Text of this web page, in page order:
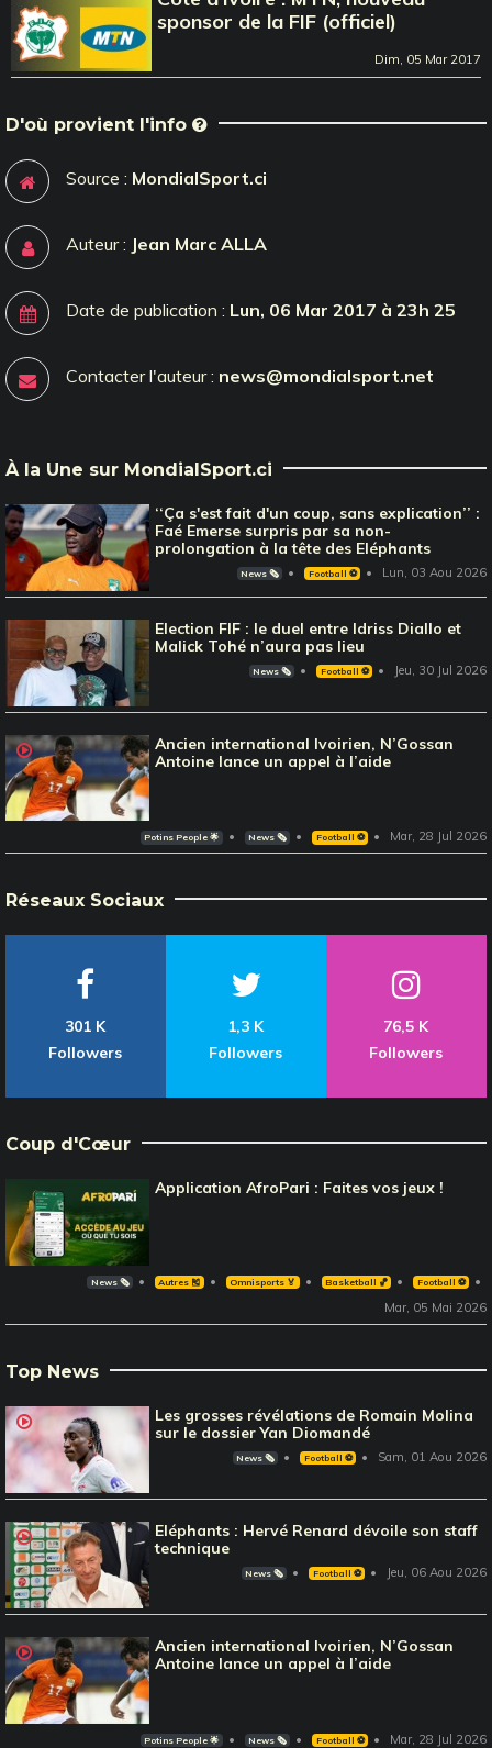
sponsor de la FIF (officiel)
Dim, 05 Mar 2017
D'où provient l'info
Source : MondialSport.ci
Auteur : Jean Marc ALLA
Date de publication : Lun, 06 Mar 2017 à 23h 25
Contacter l'auteur : news@mondialsport.net
À la Une sur MondialSport.ci
‘‘Ça s'est fait d'un coup, sans explication’’ :
Faé Emerse surpris par sa non-
prolongation à la tête des Eléphants
News 🗞️ Football ⚽️ Lun, 03 Aou 2026
Election FIF : le duel entre Idriss Diallo et
Malick Tohé n’aura pas lieu
News 🗞️ Football ⚽️ Jeu, 30 Jul 2026
Ancien international Ivoirien, N’Gossan
Antoine lance un appel à l’aide
Potins People 🌟 News 🗞️ Football ⚽️ Mar, 28 Jul 2026
Réseaux Sociaux
301 K
Followers
1,3 K
Followers
76,5 K
Followers
Coup d'Cœur
Application AfroPari : Faites vos jeux !
News 🗞️ Autres 🎽 Omnisports 🏅 Basketball 🏀 Football ⚽️
Mar, 05 Mai 2026
Top News
Les grosses révélations de Romain Molina
sur le dossier Yan Diomandé
News 🗞️ Football ⚽️ Sam, 01 Aou 2026
Eléphants : Hervé Renard dévoile son staff
technique
News 🗞️ Football ⚽️ Jeu, 06 Aou 2026
Ancien international Ivoirien, N’Gossan
Antoine lance un appel à l’aide
Potins People 🌟 News 🗞️ Football ⚽️ Mar, 28 Jul 2026